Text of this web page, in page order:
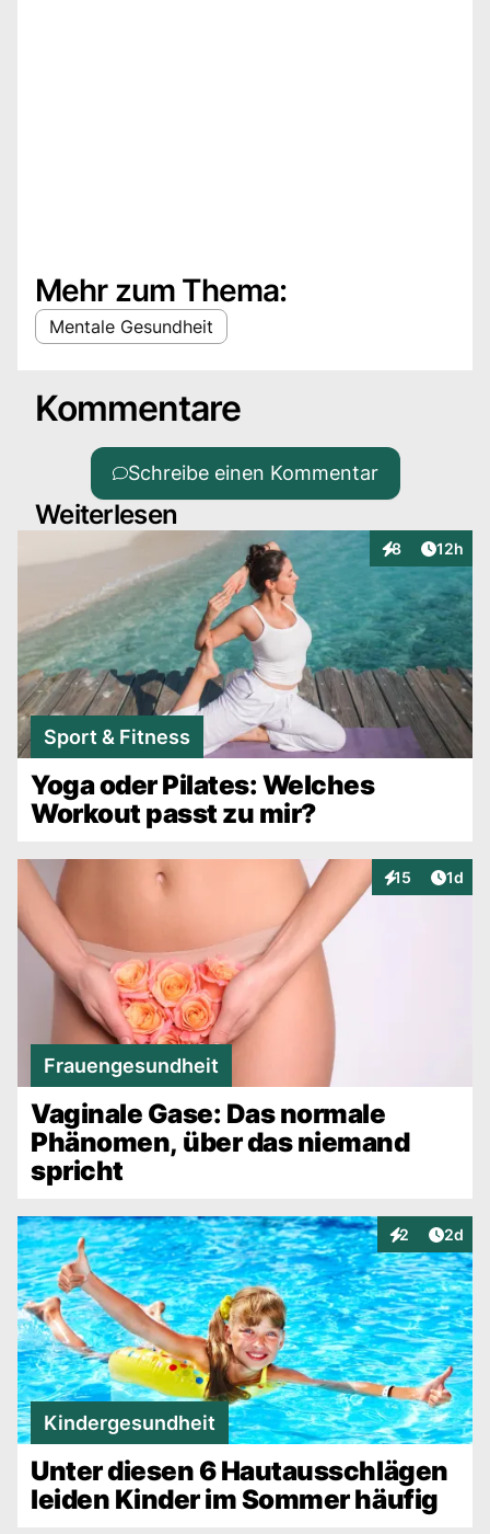
Mehr zum Thema:
Mentale Gesundheit
Kommentare
Schreibe einen Kommentar
Weiterlesen
8
Interaktionen
Artikel
12h
Sport & Fitness
Yoga oder Pilates: Welches
Workout passt zu mir?
15
Interaktionen
1d
Frauengesundheit
Vaginale Gase: Das normale
Phänomen, über das niemand
spricht
2
Interaktionen
2d
Kindergesundheit
Unter diesen 6 Hautausschlägen
leiden Kinder im Sommer häufig